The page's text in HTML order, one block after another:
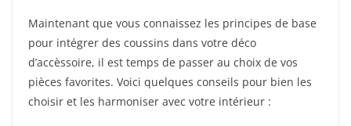
Maintenant que vous connaissez les principes de base
pour intégrer des coussins dans votre déco
d’accèssoire, il est temps de passer au choix de vos
pièces favorites. Voici quelques conseils pour bien les
choisir et les harmoniser avec votre intérieur :